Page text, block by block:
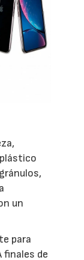
un
para
finales de